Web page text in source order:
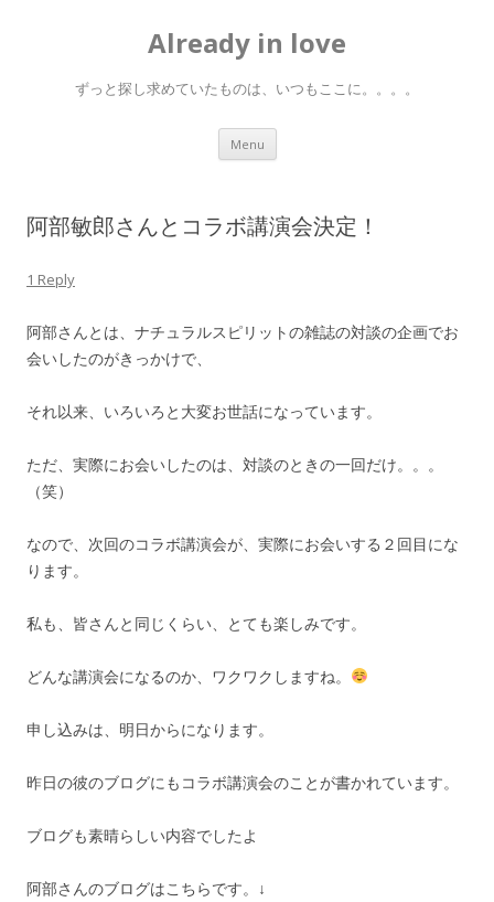
Already in love
ずっと探し求めていたものは、いつもここに。。。。
Menu Skip
content
阿部敏郎さんとコラボ講演会決定！
1 Reply
阿部さんとは、ナチュラルスピリットの雑誌の対談の企画でお
会いしたのがきっかけで、
それ以来、いろいろと大変お世話になっています。
ただ、実際にお会いしたのは、対談のときの一回だけ。。。
（笑）
なので、次回のコラボ講演会が、実際にお会いする２回目にな
ります。
私も、皆さんと同じくらい、とても楽しみです。
どんな講演会になるのか、ワクワクしますね。
申し込みは、明日からになります。
昨日の彼のブログにもコラボ講演会のことが書かれています。
ブログも素晴らしい内容でしたよ
阿部さんのブログはこちらです。↓